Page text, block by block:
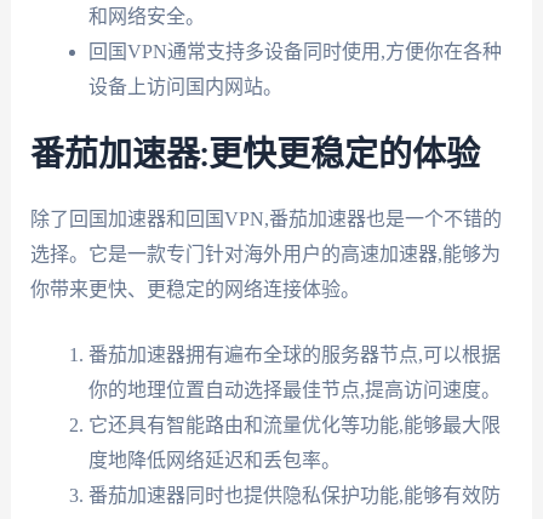
和网络安全。
回国VPN通常支持多设备同时使用,方便你在各种
设备上访问国内网站。
番茄加速器:更快更稳定的体验
除了回国加速器和回国VPN,番茄加速器也是一个不错的
选择。它是一款专门针对海外用户的高速加速器,能够为
你带来更快、更稳定的网络连接体验。
番茄加速器拥有遍布全球的服务器节点,可以根据
你的地理位置自动选择最佳节点,提高访问速度。
它还具有智能路由和流量优化等功能,能够最大限
度地降低网络延迟和丢包率。
番茄加速器同时也提供隐私保护功能,能够有效防